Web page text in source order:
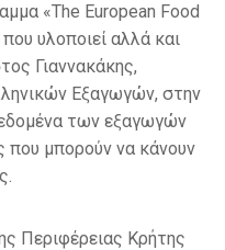
«The European Food
υλοποιεί αλλά και
Γιαννακάκης,
Εξαγωγών, στην
των εξαγωγών
που μπορούν να κάνουν
Περιφέρειας Κρήτης